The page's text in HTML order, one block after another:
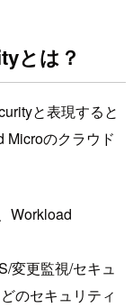
とは？
と表現すると
Microのクラウド
Workload
変更監視/セキュ
のセキュリティ